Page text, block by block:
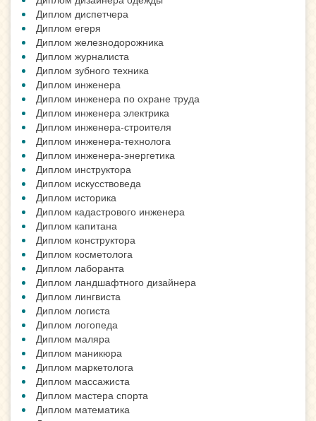
Диплом диспетчера
Диплом егеря
Диплом железнодорожника
Диплом журналиста
Диплом зубного техника
Диплом инженера
Диплом инженера по охране труда
Диплом инженера электрика
Диплом инженера-строителя
Диплом инженера-технолога
Диплом инженера-энергетика
Диплом инструктора
Диплом искусствоведа
Диплом историка
Диплом кадастрового инженера
Диплом капитана
Диплом конструктора
Диплом косметолога
Диплом лаборанта
Диплом ландшафтного дизайнера
Диплом лингвиста
Диплом логиста
Диплом логопеда
Диплом маляра
Диплом маникюра
Диплом маркетолога
Диплом массажиста
Диплом мастера спорта
Диплом математика